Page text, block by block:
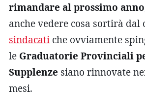
rimandare al prossimo anno
anche vedere cosa sortirà dal
sindacati che ovviamente
le Graduatorie Provinciali
Supplenze siano rinnovate
mesi.